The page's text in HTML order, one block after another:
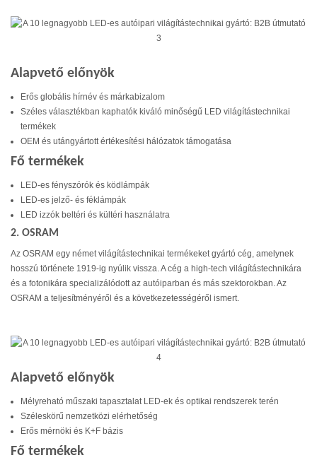
Alapvető előnyök
Erős globális hírnév és márkabizalom
Széles választékban kaphatók kiváló minőségű LED világítástechnikai
termékek
OEM és utángyártott értékesítési hálózatok támogatása
Fő termékek
LED-es fényszórók és ködlámpák
LED-es jelző- és féklámpák
LED izzók beltéri és kültéri használatra
2. OSRAM
Az OSRAM egy német világítástechnikai termékeket gyártó cég, amelynek
hosszú története 1919-ig nyúlik vissza. A cég a high-tech világítástechnikára
és a fotonikára specializálódott az autóiparban és más szektorokban. Az
OSRAM a teljesítményéről és a következetességéről ismert.
Alapvető előnyök
Mélyreható műszaki tapasztalat LED-ek és optikai rendszerek terén
Széleskörű nemzetközi elérhetőség
Erős mérnöki és K+F bázis
Fő termékek